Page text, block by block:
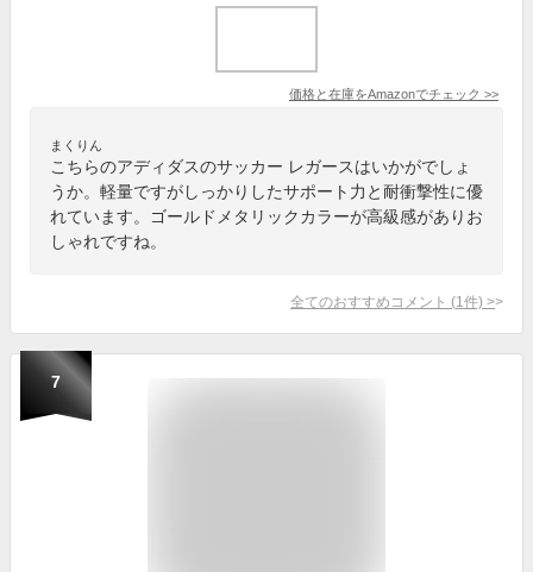
価格と在庫をAmazonでチェック >>
まくりん
こちらのアディダスのサッカー レガースはいかがでしょ
うか。軽量ですがしっかりしたサポート力と耐衝撃性に優
れています。ゴールドメタリックカラーが高級感がありお
しゃれですね。
全てのおすすめコメント (1 件) >
7